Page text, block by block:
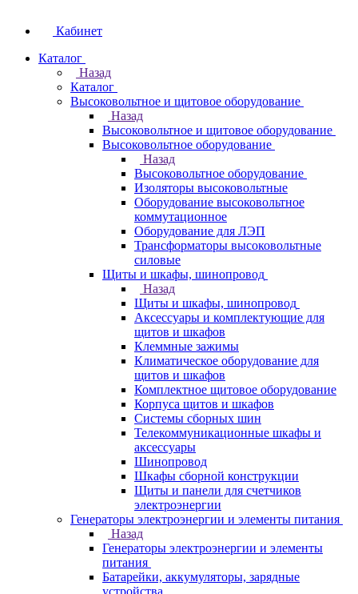
Кабинет
Каталог
Назад
Каталог
Высоковольтное и щитовое оборудование
Назад
Высоковольтное и щитовое оборудование
Высоковольтное оборудование
Назад
Высоковольтное оборудование
Изоляторы высоковольтные
Оборудование высоковольтное
коммутационное
Оборудование для ЛЭП
Трансформаторы высоковольтные
силовые
Щиты и шкафы, шинопровод
Назад
Щиты и шкафы, шинопровод
Аксессуары и комплектующие для
щитов и шкафов
Клеммные зажимы
Климатическое оборудование для
щитов и шкафов
Комплектное щитовое оборудование
Корпуса щитов и шкафов
Системы сборных шин
Телекоммуникационные шкафы и
аксессуары
Шинопровод
Шкафы сборной конструкции
Щиты и панели для счетчиков
электроэнергии
Генераторы электроэнергии и элементы питания
Назад
Генераторы электроэнергии и элементы
питания
Батарейки, аккумуляторы, зарядные
устройства